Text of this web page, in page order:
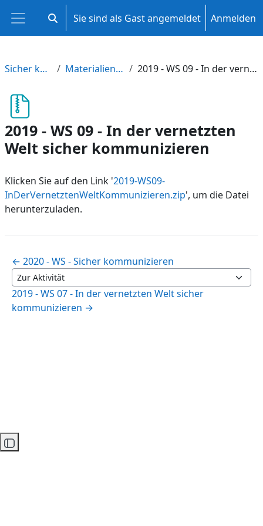
Zum Hauptinhalt
Website-Übersicht
Sucheingabe umschalten
Sie sind als Gast angemeldet Anmelden
Kursindex öffnen
Sicher kommunizieren Materialien aus Fortbildungen 2019 - WS 09 - In der vernetzten Welt sicher kommunizieren
2019 - WS 09 - In der vernetzten
Welt sicher kommunizieren
Klicken Sie auf den Link '2019-WS09-
InDerVernetztenWeltKommunizieren.zip', um die Datei
herunterzuladen.
← 2020 - WS - Sicher kommunizieren
Zur Aktivität
2019 - WS 07 - In der vernetzten Welt sicher
kommunizieren →